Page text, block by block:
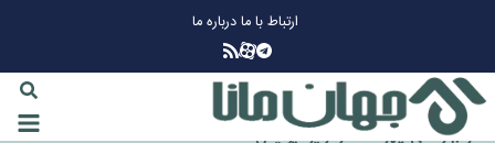
ارتباط با مادرباره ما
گزینه جدایی اوسمار روی میز مدیران پرسپولیس
آیا رئیس جمهور آمریکا قانون را دور می‌زند؟
اخراج رسمی چهره نامدار از پرسپولیس